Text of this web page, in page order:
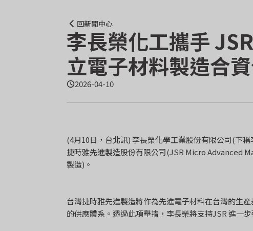
回新聞中心
李長榮化工攜手
立電子材料製造合
2026-04-10
(4月10日，台北訊) 李長榮化學工業股份有限公司(下
捷時雅先進製造股份有限公司(JSR Micro Advanced
製造)。
台灣捷時雅先進製造將作為先進電子材料在台灣的生
的供應體系。透過此項舉措，李長榮將支持JSR 進一